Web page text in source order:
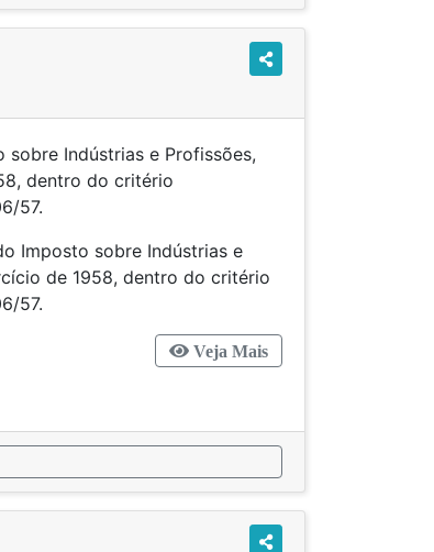
Indústrias e Profissões,
dentro do critério
57.
Imposto sobre Indústrias e
de 1958, dentro do critério
57.
Veja Mais